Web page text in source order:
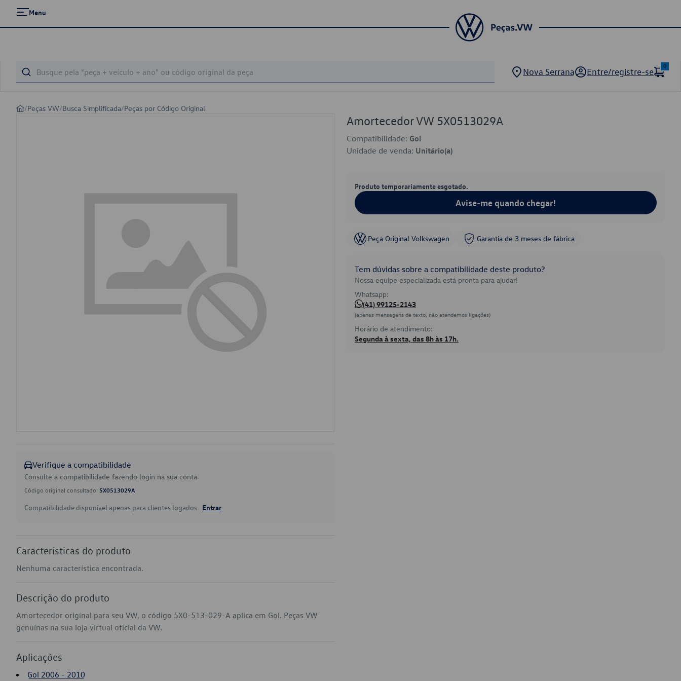
Menu
Nova Serrana Entre/registre-se
0
/Peças VW/Busca Simplificada/Peças por Código Original
Verifique a compatibilidade
Consulte a compatibilidade fazendo login na sua conta.
Código original consultado: 5X0513029A
Compatibilidade disponível apenas para clientes logados. Entrar
Características do produto
Nenhuma característica encontrada.
Descrição do produto
Amortecedor original para seu VW, o código 5X0-513-029-A aplica em Gol. Peças VW
genuínas na sua loja virtual oficial da VW.
Aplicações
Gol 2006 - 2010
Amortecedor VW 5X0513029A
Compatibilidade: Gol
Unidade de venda: Unitário(a)
Produto temporariamente esgotado.
Avise-me quando chegar!
Peça Original Volkswagen Garantia de 3 meses de fábrica
Tem dúvidas sobre a compatibilidade deste produto?
Nossa equipe especializada está pronta para ajudar!
Whatsapp:
(41) 99125-2143
(apenas mensagens de texto, não atendemos ligações)
Horário de atendimento:
Segunda à sexta, das 8h às 17h.